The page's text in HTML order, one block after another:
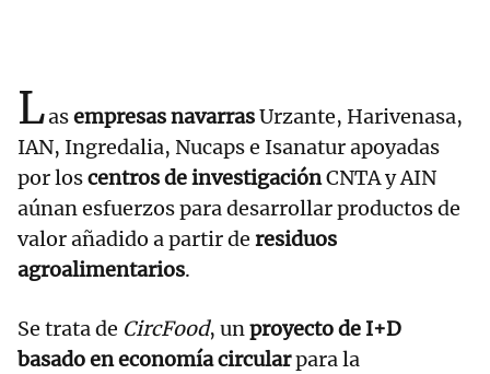
Lasempresas navarrasUrzante, Harivenasa,
IAN, Ingredalia, Nucaps e Isanatur apoyadas
por loscentros de investigaciónCNTA y AIN
aúnan esfuerzos para desarrollar productos de
valor añadido a partir de residuos
agroalimentarios.
Se trata de CircFood, unproyecto de I+D
basado en economía circularpara la